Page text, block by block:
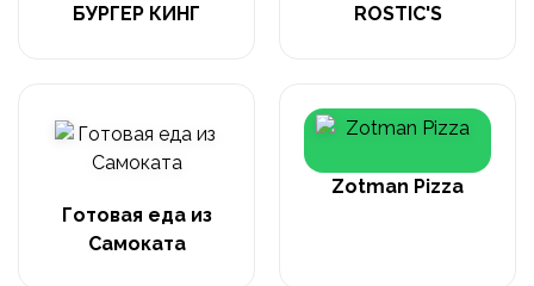
БУРГЕР КИНГ ROSTIC'S
Готовая еда из
Самоката
Zotman Pizza